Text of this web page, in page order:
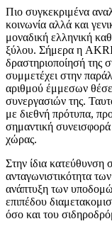
Πιο συγκεκριμένα
κοινωνία αλλά και
μοναδική ελληνική
ξύλου. Σήμερα η
δραστηριοποίησή της
συμμετέχει στην
αριθμού έμμεσων
συνεργασιών της.
με διεθνή πρότυπα,
σημαντική
χώρας.
Στην ίδια κατεύθυνση
ανταγωνιστικότητα
ανάπτυξη των
επιπέδου
όσο και του